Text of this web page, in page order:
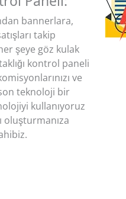
bannerlara,
takip
şeye göz kulak
kontrol paneli
ve
teknoloji bir
kullanıyoruz
oluşturmanıza